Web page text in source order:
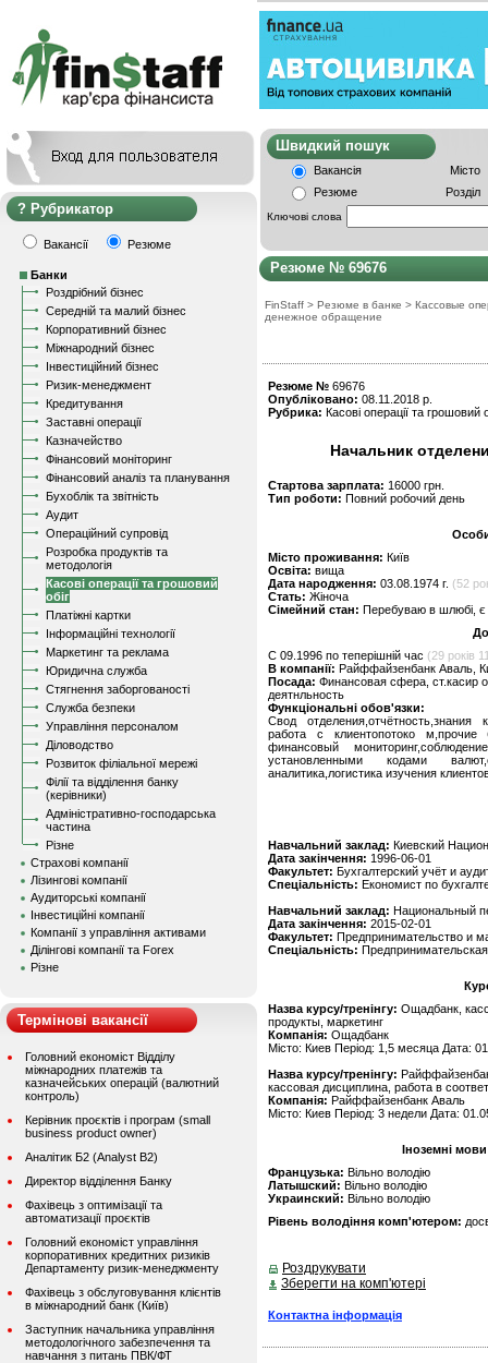
Рубрикатор
Вакансії Резюме
Банки
Роздрібний бізнес
Середній та малий бізнес
Корпоративний бізнес
Міжнародний бізнес
Інвестиційний бізнес
Ризик-менеджмент
Кредитування
Заставні операції
Казначейство
Фінансовий моніторинг
Фінансовий аналіз та планування
Бухоблік та звітність
Аудит
Операційний супровід
Розробка продуктів та
методологія
Касові операції та грошовий
обіг
Платіжні картки
Інформаційні технології
Маркетинг та реклама
Юридична служба
Стягнення заборгованості
Служба безпеки
Управління персоналом
Діловодство
Розвиток філіальної мережі
Філії та відділення банку
(керівники)
Адміністративно-господарська
частина
Різне
Страхові компанії
Лізингові компанії
Аудиторські компанії
Інвестиційні компанії
Компанії з управління активами
Ділінгові компанії та Forex
Різне
Термінові вакансії
Головний економіст Відділу
міжнародних платежів та
казначейських операцій (валютний
контроль)
Керівник проєктів і програм (small
business product owner)
Аналітик Б2 (Analyst B2)
Директор відділення Банку
Фахівець з оптимізації та
автоматизації проєктів
Головний економіст управління
корпоративних кредитних ризиків
Департаменту ризик-менеджменту
Фахівець з обслуговування клієнтів
в міжнародний банк (Київ)
Заступник начальника управління
методологічного забезпечення та
навчання з питань ПВК/ФТ
Швидкий
Вакансія
Місто
Резюме
Розділ
Ключові слова
Резюме № 69676
FinStaff > Резюме в банке > Кассовые
денежное обращение
Резюме № 69676
Опубліковано: 08.11.2018 р.
Рубрика: Касові операції та грошовий
Начальник
Стартова зарплата: 16000 грн.
Тип роботи: Повний робочий день
Місто проживання: Київ
Освіта: вища
Дата народження: 03.08.1974 г. (52
Стать: Жіноча
Сімейний стан: Перебуваю в шлюбі, є
C 09.1996 по теперішній час (29 років
В компанії: Райффайзенбанк Аваль,
Посада: Финансовая сфера, ст.касир
деятнльность
Функціональні обов'язки:
Свод отделения,отчётность,знания
работа с клиентопотоко м,прочие
финансовый
установленными кодами
аналитика,логистика изучения
Навчальний заклад: Киевский
Дата закінчення: 1996-06-01
Факультет: Бухгалтерский учёт и
Спеціальність: Економист по
Навчальний заклад: Национальный
Дата закінчення: 2015-02-01
Факультет: Предпринимательство и
Спеціальність:
Назва курсу/тренінгу: Ощадбанк,
продукты, маркетинг
Компанія: Ощадбанк
Місто: Киев Період: 1,5 месяца Дата:
Назва курсу/тренінгу:
кассовая дисциплина, работа в
Компанія: Райффайзенбанк Аваль
Місто: Киев Період: 3 недели Дата:
Іноземні
Французька: Вільно володію
Латышский: Вільно володію
Украинский: Вільно володію
Рівень володіння комп'ютером:
Роздрукувати
Зберегти на комп'ютері
Контактна інформація